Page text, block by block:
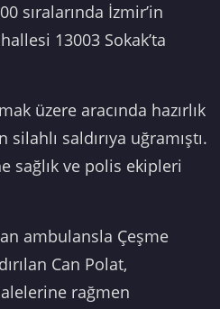
sıralarında İzmir’in
13003 Sokak’ta
üzere aracında hazırlık
saldırıya uğramıştı.
sağlık ve polis ekipleri
ambulansla Çeşme
Can Polat,
rağmen